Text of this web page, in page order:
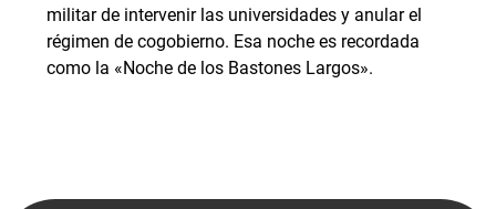
militar de intervenir las universidades y anular el
régimen de cogobierno. Esa noche es recordada
como la «Noche de los Bastones Largos».